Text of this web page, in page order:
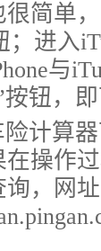
很简单
；进入
与
按钮，
计算
在操作
，网址